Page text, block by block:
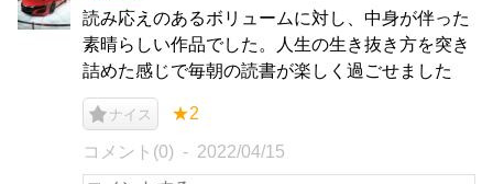
読み応えのあるボリュームに対し、中身が伴った
素晴らしい作品でした。人生の生き抜き方を突き
詰めた感じで毎朝の読書が楽しく過ごせました
ナイス ★2
コメント(0) 2022/04/15